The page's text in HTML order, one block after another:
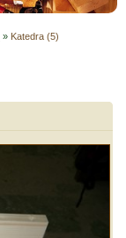
» Katedra (5)